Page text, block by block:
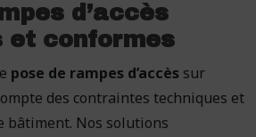
d’accès
et conformes
pose de rampes d’accès sur
des contraintes techniques et
bâtiment. Nos solutions